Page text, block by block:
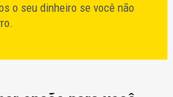
o seu dinheiro se você não